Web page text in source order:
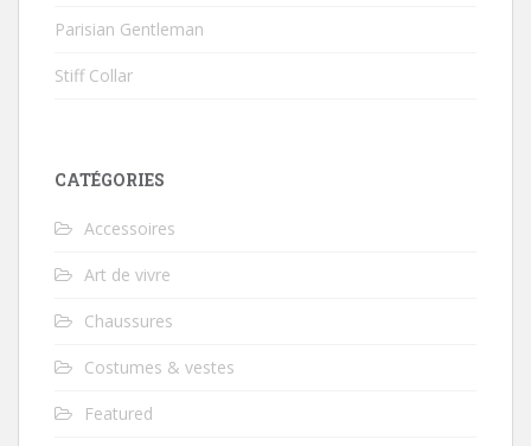
Parisian Gentleman
Stiff Collar
CATÉGORIES
Accessoires
Art de vivre
Chaussures
Costumes & vestes
Featured